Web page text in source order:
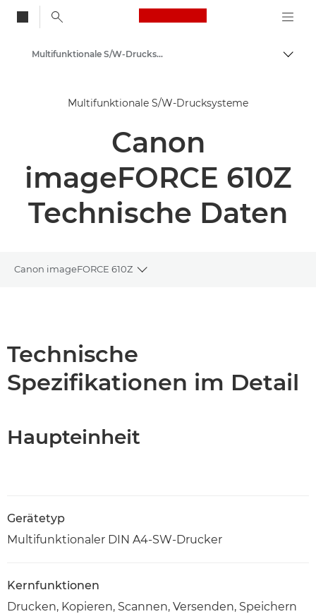
Canon Logo, back
Auf
Lösungen & Dienstleistungen
Multifunktionale Drucksysteme
Multifunktionale S/W-Drucksysteme - Canon Deutschland
Multifunktionale S/W-Drucksysteme
Canon
imageFORCE 610Z
Technische Daten
Canon imageFORCE 610Z
Toggle breadcrumbs
PDF-Download
Technische
Spezifikationen im Detail
Haupteinheit
Gerätetyp
Multifunktionaler DIN A4-SW-Drucker
Kernfunktionen
Drucken, Kopieren, Scannen, Versenden, Speichern